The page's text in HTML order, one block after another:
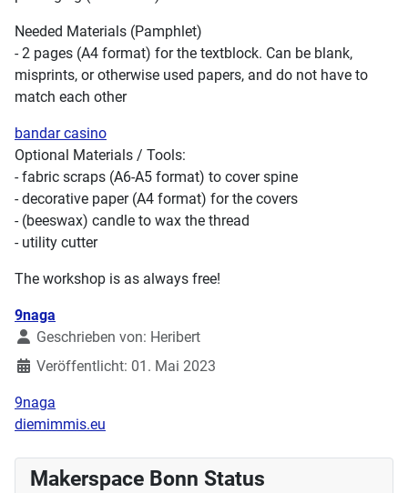
Needed Materials (Pamphlet)
- 2 pages (A4 format) for the textblock. Can be blank,
misprints, or otherwise used papers, and do not have to
match each other
bandar casino
Optional Materials / Tools:
- fabric scraps (A6-A5 format) to cover spine
- decorative paper (A4 format) for the covers
- (beeswax) candle to wax the thread
- utility cutter
The workshop is as always free!
Details
9naga
Geschrieben von: Heribert
Veröffentlicht: 01. Mai 2023
9naga
diemimmis.eu
Makerspace Bonn Status